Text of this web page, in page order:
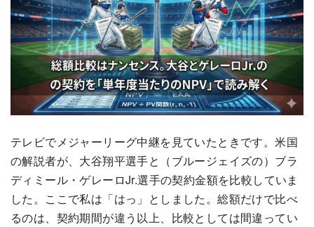
テレビでメジャーリーグ中継を見ていたときです。米国
の解説者が、大谷翔平選手と（ブルージェイズの）ブラ
ディミール・ゲレーロJr.選手の契約金額を比較していま
した。ここで私は「はっ」としました。総額だけで比べ
るのは、契約期間が違う以上、比較としては間違ってい